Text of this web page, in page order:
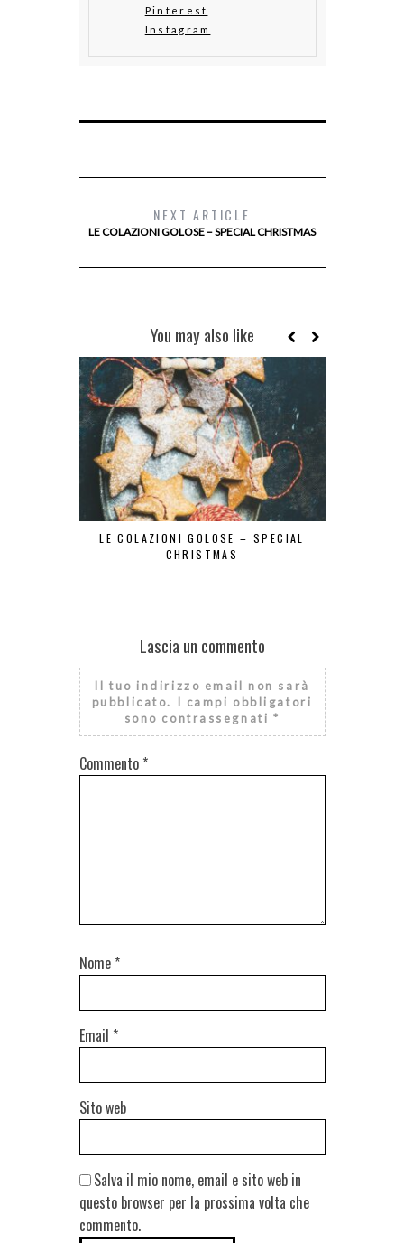
Pinterest
Instagram
NEXT ARTICLE
LE COLAZIONI GOLOSE – SPECIAL CHRISTMAS
You may also like
LE COLAZIONI GOLOSE – SPECIAL
CHRISTMAS
Lascia un commento
Il tuo indirizzo email non sarà
pubblicato.
I campi obbligatori
sono contrassegnati *
Commento *
Nome *
Email *
Sito web
Salva il mio nome, email e sito web in
questo browser per la prossima volta che
commento.